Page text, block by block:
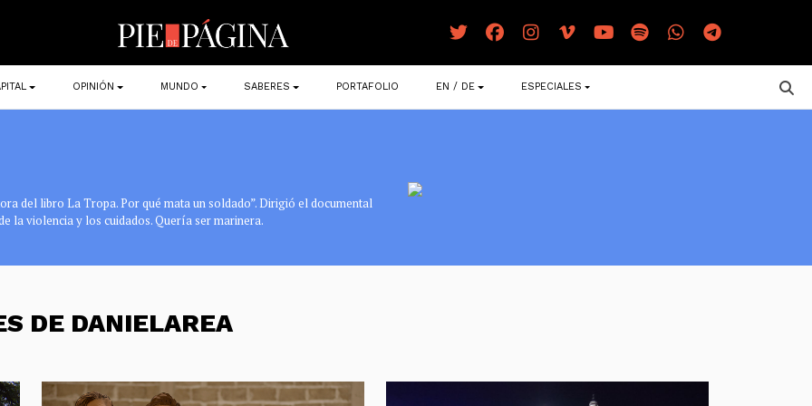
OPINIÓN MUNDO SABERES PORTAFOLIO EN / DE ESPECIALES
del libro La Tropa. Por qué mata un soldado”. Dirigió el documental
la violencia y los cuidados. Quería ser marinera.
DE DANIELAREA